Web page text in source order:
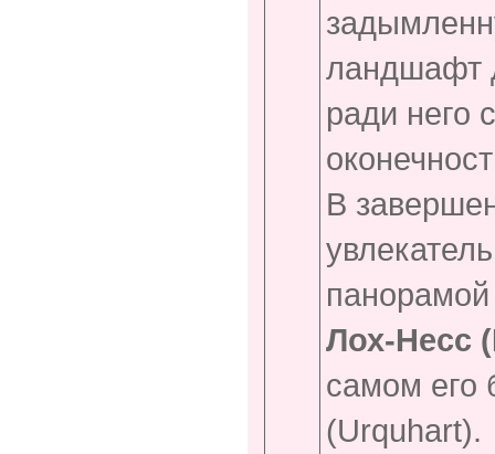
ландшафт
ради него
В
панорамой
Лох-Несс (
самом его
(Urquhart).